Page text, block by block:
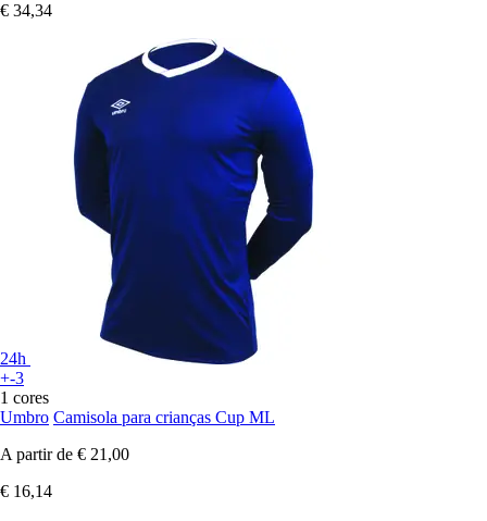
€ 34,34
24h
+-3
1 cores
Umbro Camisola para crianças Cup ML
A partir de € 21,00
€ 16,14